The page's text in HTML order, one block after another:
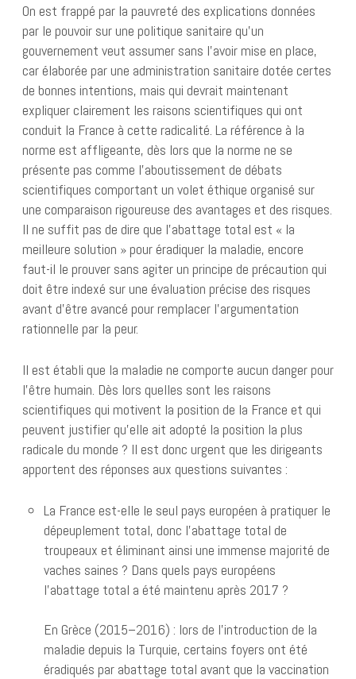
On est frappé par la pauvreté des explications données
par le pouvoir sur une politique sanitaire qu’un
gouvernement veut assumer sans l’avoir mise en place,
car élaborée par une administration sanitaire dotée certes
de bonnes intentions, mais qui devrait maintenant
expliquer clairement les raisons scientifiques qui ont
conduit la France à cette radicalité. La référence à la
norme est affligeante, dès lors que la norme ne se
présente pas comme l’aboutissement de débats
scientifiques comportant un volet éthique organisé sur
une comparaison rigoureuse des avantages et des risques.
Il ne suffit pas de dire que l’abattage total est « la
meilleure solution » pour éradiquer la maladie, encore
faut-il le prouver sans agiter un principe de précaution qui
doit être indexé sur une évaluation précise des risques
avant d’être avancé pour remplacer l’argumentation
rationnelle par la peur.
Il est établi que la maladie ne comporte aucun danger pour
l’être humain. Dès lors quelles sont les raisons
scientifiques qui motivent la position de la France et qui
peuvent justifier qu’elle ait adopté la position la plus
radicale du monde ? Il est donc urgent que les dirigeants
apportent des réponses aux questions suivantes :
La France est-elle le seul pays européen à pratiquer le
dépeuplement total, donc l’abattage total de
troupeaux et éliminant ainsi une immense majorité de
vaches saines ? Dans quels pays européens
l’abattage total a été maintenu après 2017 ?
En Grèce (2015–2016) : lors de l’introduction de la
maladie depuis la Turquie, certains foyers ont été
éradiqués par abattage total avant que la vaccination